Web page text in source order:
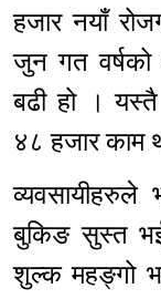
हजार नयाँ
जुन गत वर्षको
बढी हो । यस्तै
४८ हजार काम
बुकिङ सुस्त
शुल्क महङ्गो